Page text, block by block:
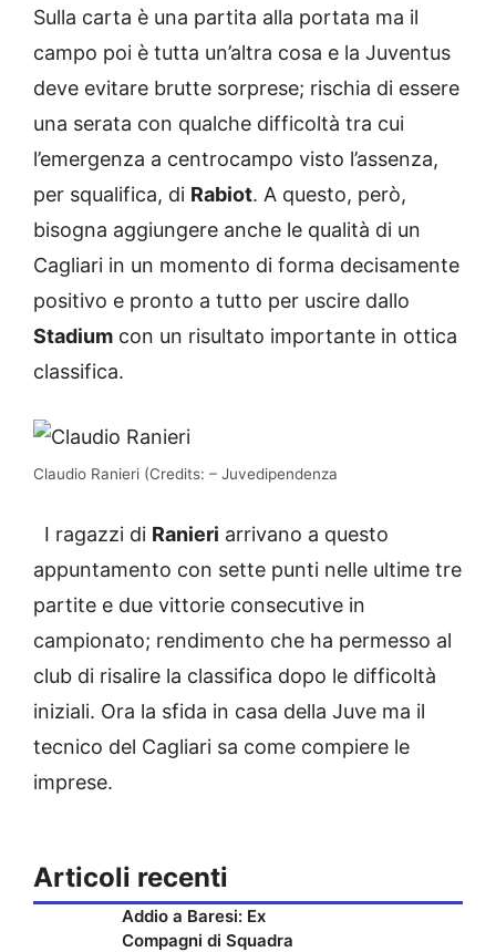
Sulla carta è una partita alla portata ma il
campo poi è tutta un’altra cosa e la Juventus
deve evitare brutte sorprese; rischia di essere
una serata con qualche difficoltà tra cui
l’emergenza a centrocampo visto l’assenza,
per squalifica, di Rabiot. A questo, però,
bisogna aggiungere anche le qualità di un
Cagliari in un momento di forma decisamente
positivo e pronto a tutto per uscire dallo
Stadium con un risultato importante in ottica
classifica.
Claudio Ranieri (Credits: – Juvedipendenza
I ragazzi di Ranieri arrivano a questo
appuntamento con sette punti nelle ultime tre
partite e due vittorie consecutive in
campionato; rendimento che ha permesso al
club di risalire la classifica dopo le difficoltà
iniziali. Ora la sfida in casa della Juve ma il
tecnico del Cagliari sa come compiere le
imprese.
Articoli recenti
Addio a Baresi: Ex
Compagni di Squadra